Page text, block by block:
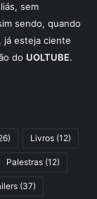
sem
sendo, quando
já esteja ciente
do UOLTUBE.
Livros (12)
Palestras (12)
(37)